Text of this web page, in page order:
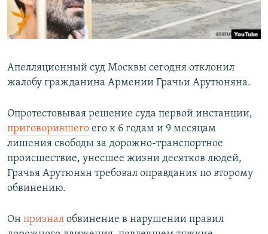
Հայերեն
English
Русский
Апелляционный суд Москвы сегодня отклонил
жалобу гражданина Армении Грачьи Арутюняна.
Опротестовывая решение суда первой инстанции,
приговорившего его к 6 годам и 9 месяцам
лишения свободы за дорожно-транспортное
происшествие, унесшее жизни десятков людей,
Грачья Арутюнян требовал оправдания по второму
обвинению.
Он признал обвинение в нарушении правил